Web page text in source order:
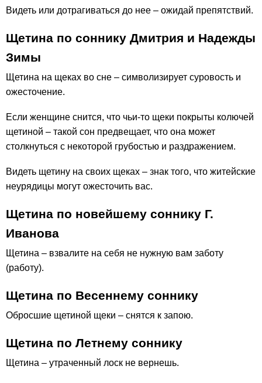
Видеть или дотрагиваться до нее – ожидай препятствий.
Щетина по соннику Дмитрия и Надежды
Зимы
Щетина на щеках во сне – символизирует суровость и
ожесточение.
Если женщине снится, что чьи-то щеки покрыты колючей
щетиной – такой сон предвещает, что она может
столкнуться с некоторой грубостью и раздражением.
Видеть щетину на своих щеках – знак того, что житейские
неурядицы могут ожесточить вас.
Щетина по новейшему соннику Г.
Иванова
Щетина – взвалите на себя не нужную вам заботу
(работу).
Щетина по Весеннему соннику
Обросшие щетиной щеки – снятся к запою.
Щетина по Летнему соннику
Щетина – утраченный лоск не вернешь.